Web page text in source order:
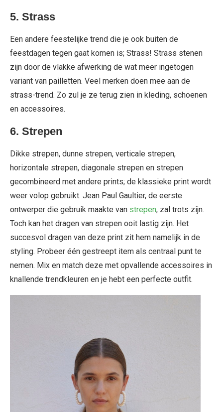
5. Strass
Een andere feestelijke trend die je ook buiten de
feestdagen tegen gaat komen is; Strass! Strass stenen
zijn door de vlakke afwerking de wat meer ingetogen
variant van pailletten. Veel merken doen mee aan de
strass-trend. Zo zul je ze terug zien in kleding, schoenen
en accessoires.
6. Strepen
Dikke strepen, dunne strepen, verticale strepen,
horizontale strepen, diagonale strepen en strepen
gecombineerd met andere prints; de klassieke print wordt
weer volop gebruikt. Jean Paul Gaultier, de eerste
ontwerper die gebruik maakte van strepen, zal trots zijn.
Toch kan het dragen van strepen ooit lastig zijn. Het
succesvol dragen van deze print zit hem namelijk in de
styling. Probeer één gestreept item als centraal punt te
nemen. Mix en match deze met opvallende accessoires in
knallende trendkleuren en je hebt een perfecte outfit.